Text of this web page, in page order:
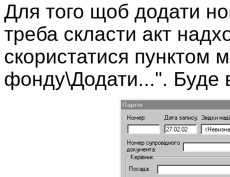
Для того щоб додати
треба скласти акт
скористатися
фонду\Додати...". Буде